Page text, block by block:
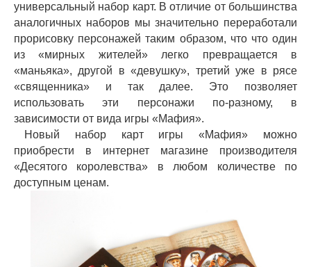
универсальный набор карт. В отличие от большинства
аналогичных наборов мы значительно переработали
прорисовку персонажей таким образом, что что один
из «мирных жителей» легко превращается в
«маньяка», другой в «девушку», третий уже в рясе
«священника» и так далее. Это позволяет
использовать эти персонажи по-разному, в
зависимости от вида игры «Мафия».
Новый набор карт игры «Мафия» можно
приобрести в интернет магазине производителя
«Десятого королевства» в любом количестве по
доступным ценам.